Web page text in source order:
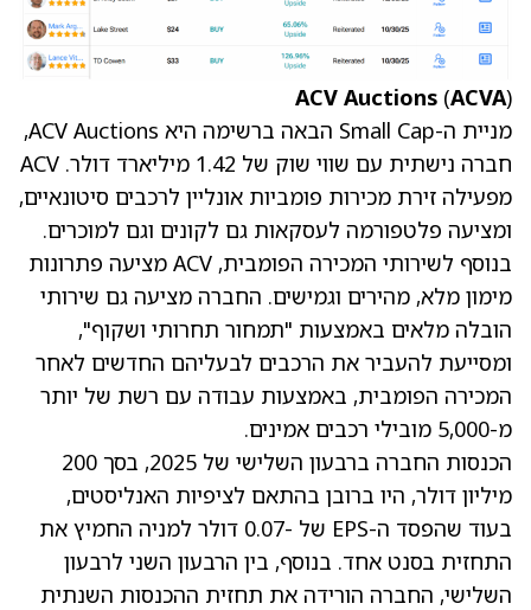
ACV Auctions (ACVA)
מניית ה-Small Cap הבאה ברשימה היא ACV Auctions,
חברה נישתית עם שווי שוק של 1.42 מיליארד דולר. ACV
מפעילה זירת מכירות פומביות אונליין לרכבים סיטונאיים,
ומציעה פלטפורמה לעסקאות גם לקונים וגם למוכרים.
בנוסף לשירותי המכירה הפומבית, ACV מציעה פתרונות
מימון מלא, מהירים וגמישים. החברה מציעה גם שירותי
הובלה מלאים באמצעות "תמחור תחרותי ושקוף",
ומסייעת להעביר את הרכבים לבעליהם החדשים לאחר
המכירה הפומבית, באמצעות עבודה עם רשת של יותר
מ-5,000 מובילי רכבים אמינים.
הכנסות החברה ברבעון השלישי של 2025, בסך 200
מיליון דולר, היו ברובן בהתאם לציפיות האנליסטים,
בעוד שהפסד ה-EPS של -0.07 דולר למניה החמיץ את
התחזית בסנט אחד. בנוסף, בין הרבעון השני לרבעון
השלישי, החברה הורידה את תחזית ההכנסות השנתית